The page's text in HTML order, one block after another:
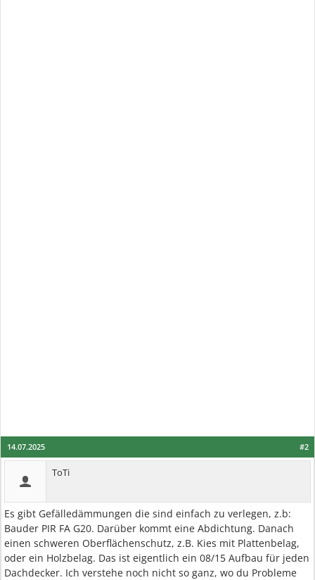
#2
14.07.2025
ToTi
Es gibt Gefälledämmungen die sind einfach zu verlegen, z.b:
Bauder PIR FA G20. Darüber kommt eine Abdichtung. Danach
einen schweren Oberflächenschutz, z.B. Kies mit Plattenbelag,
oder ein Holzbelag. Das ist eigentlich ein 08/15 Aufbau für jeden
Dachdecker. Ich verstehe noch nicht so ganz, wo du Probleme